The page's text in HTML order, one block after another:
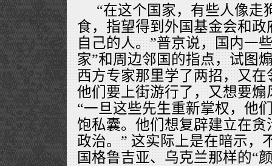
“在这个国家，有些人像走
食，指望得到外国基金会和
自己的人。”普京说，国内一
家”和周边邻国的指点，试图
西方专家那里学了两招，又
他们要上街游行了，又想要煽
“一旦这些先生重新掌权，他
饱私囊。他们想复辟建立在
政治。” 这实际上是在暗示，
国格鲁吉亚、乌克兰那样的“